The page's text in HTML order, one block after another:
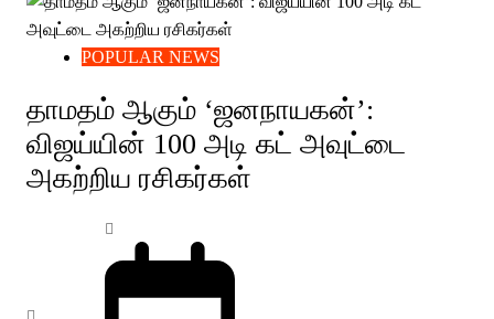
POPULAR NEWS
தாமதம் ஆகும் ‘ஜனநாயகன்’:
விஜய்யின் 100 அடி கட் அவுட்டை
அகற்றிய ரசிகர்கள்